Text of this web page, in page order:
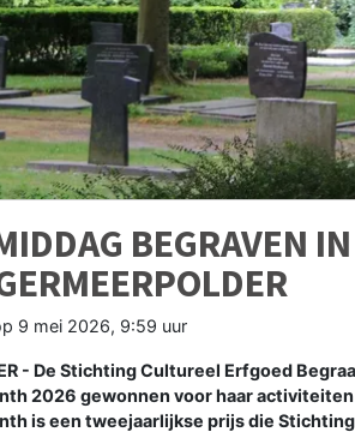
BEGRAVEN
9 mei 2026, 9:59 uur
- De Stichting Cultureel Erfgoed
2026 gewonnen voor haar
is een tweejaarlijkse prijs die